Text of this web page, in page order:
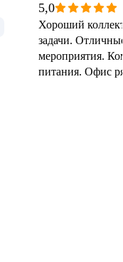
5,0
Хороший
задачи.
мероприятия.
питания. Офис